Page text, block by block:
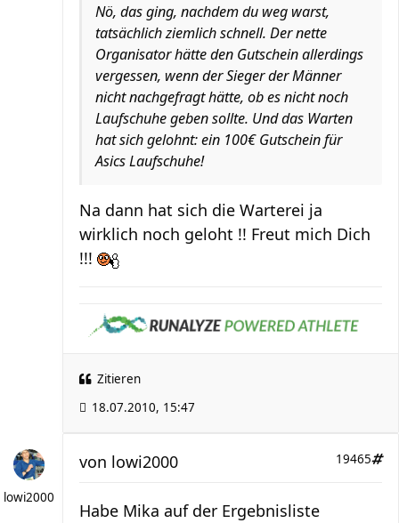
Nö, das ging, nachdem du weg warst,
tatsächlich ziemlich schnell. Der nette
Organisator hätte den Gutschein allerdings
vergessen, wenn der Sieger der Männer
nicht nachgefragt hätte, ob es nicht noch
Laufschuhe geben sollte. Und das Warten
hat sich gelohnt: ein 100€ Gutschein für
Asics Laufschuhe!
Na dann hat sich die Warterei ja
wirklich noch geloht !! Freut mich Dich
!!!
Zitieren
18.07.2010, 15:47
lowi2000
19465
von lowi2000
Habe Mika auf der Ergebnisliste